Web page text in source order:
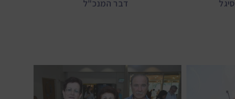
דבר המנכ"ל